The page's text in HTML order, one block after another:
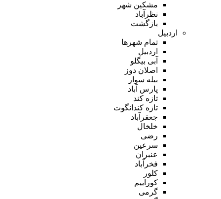
مشکین شهر
نظرآباد
بازگشت
اردبیل
تمام شهر‌ها
اردبیل
آبی بیگلو
اصلان دوز
بیله سوار
پارس آباد
تازه کند
تازه کندانگوت
جعفرآباد
خلخال
رضی
سرعین
عنبران
فخرآباد
کلور
کوراییم
گرمی